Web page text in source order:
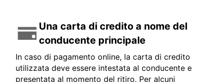
Una carta di credito a nome del
conducente principale
In caso di pagamento online, la carta di credito
utilizzata deve essere intestata al conducente e
presentata al momento del ritiro. Per alcuni